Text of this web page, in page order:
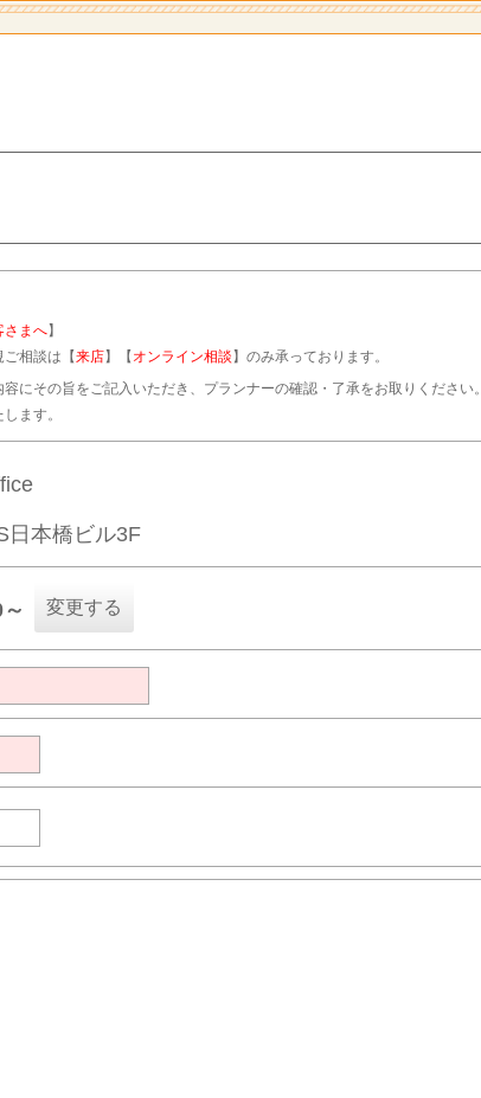
さまへ】
相談は【来店】【 オンライン相談 】のみ承っております。
にその旨をご記入いただき、プランナーの確認・了承をお取りください。
ます。
日本橋ビル3F
変更する